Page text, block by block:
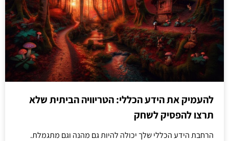
להעמיק את הידע הכללי: הטריוויה הביתית שלא
תרצו להפסיק לשחק
הרחבת הידע הכללי שלך יכולה להיות גם מהנה וגם מתגמלת.